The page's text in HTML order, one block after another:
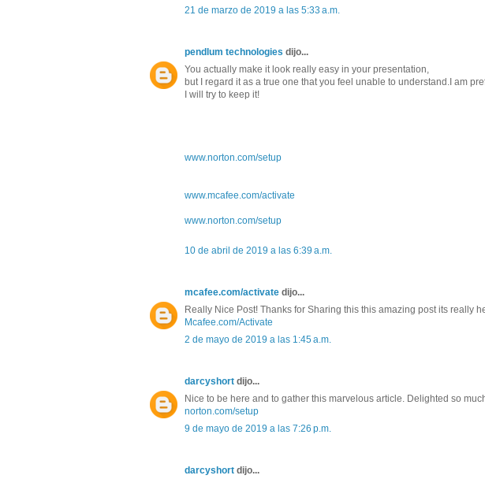
21 de marzo de 2019 a las 5:33 a.m.
pendlum technologies dijo...
You actually make it look really easy in your presentation,
but I regard it as a true one that you feel unable to understand.I am
I will try to keep it!
www.norton.com/setup
www.mcafee.com/activate
www.norton.com/setup
10 de abril de 2019 a las 6:39 a.m.
mcafee.com/activate dijo...
Really Nice Post! Thanks for Sharing this this amazing post its really
Mcafee.com/Activate
2 de mayo de 2019 a las 1:45 a.m.
darcyshort dijo...
Nice to be here and to gather this marvelous article. Delighted so
norton.com/setup
9 de mayo de 2019 a las 7:26 p.m.
darcyshort dijo...